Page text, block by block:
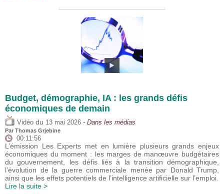
Budget, démographie, IA : les grands défis
économiques de demain
Vidéo du 13 mai 2026 - Dans les médias
Par Thomas Grjebine
00:11:56
L’émission Les Experts met en lumière plusieurs grands enjeux
économiques du moment : les marges de manœuvre budgétaires
du gouvernement, les défis liés à la transition démographique,
l’évolution de la guerre commerciale menée par Donald Trump,
ainsi que les effets potentiels de l’intelligence artificielle sur l’emploi.
Lire la suite >